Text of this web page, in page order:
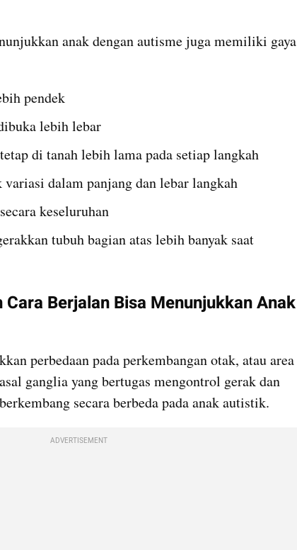
anak dengan autisme juga memiliki gaya
pendek
lebih lebar
di tanah lebih lama pada setiap langkah
dalam panjang dan lebar langkah
keseluruhan
tubuh bagian atas lebih banyak saat
Cara Berjalan Bisa Menunjukkan Anak
perbedaan pada perkembangan otak, atau area
ganglia yang bertugas mengontrol gerak dan
secara berbeda pada anak autistik.
ADVERTISEMENT